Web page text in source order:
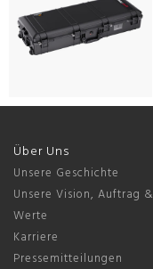
Über Uns
Unsere Geschichte
Unsere Vision, Auftrag &
Werte
Karriere
Pressemitteilungen